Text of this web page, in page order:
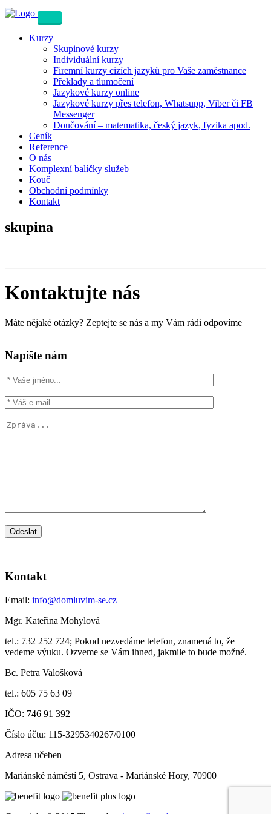
Kurzy
Skupinové kurzy
Individuální kurzy
Firemní kurzy cizích jazyků pro Vaše zaměstnance
Překlady a tlumočení
Jazykové kurzy online
Jazykové kurzy přes telefon, Whatsupp, Viber či FB
Messenger
Doučování – matematika, český jazyk, fyzika apod.
Ceník
Reference
O nás
Komplexní balíčky služeb
Kouč
Obchodní podmínky
Kontakt
skupina
Kontaktujte nás
Máte nějaké otázky? Zeptejte se nás a my Vám rádi odpovíme
Napište nám
Kontakt
Email: info@domluvim-se.cz
Mgr. Kateřina Mohylová
tel.: 732 252 724; Pokud nezvedáme telefon, znamená to, že
vedeme výuku. Ozveme se Vám ihned, jakmile to bude možné.
Bc. Petra Valošková
tel.: 605 75 63 09
IČO: 746 91 392
Číslo účtu: 115-3295340267/0100
Adresa učeben
Mariánské náměstí 5, Ostrava - Mariánské Hory, 70900